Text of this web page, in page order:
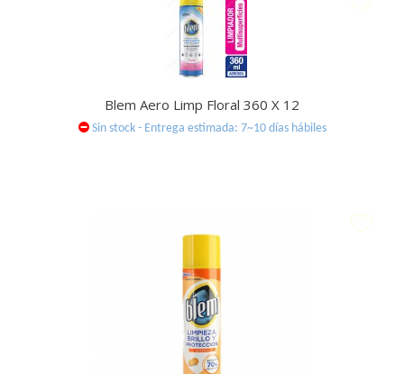
Blem Aero Limp Floral 360 X 12
Sin stock - Entrega estimada: 7~10 días hábiles